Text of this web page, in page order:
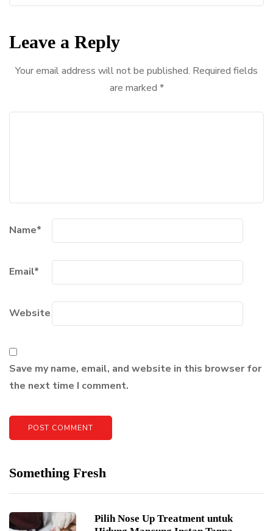
Leave a Reply
Your email address will not be published. Required fields
are marked *
Name*
Email*
Website
Save my name, email, and website in this browser for
the next time I comment.
Something Fresh
Pilih Nose Up Treatment untuk